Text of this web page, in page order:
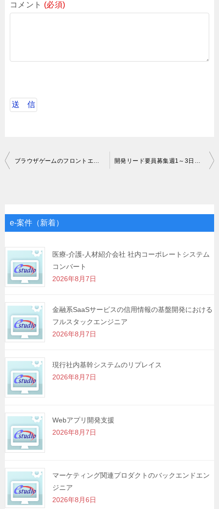
コメント (必須)
投
ゲ
シ
ョ
ン
ブラウザゲームのフロントエンド開発業務 開発リード要員募集週1～3日稼働
e-案件（新着）
医療-介護-人材紹介会社 社内コーポレートシステム
コンバート
2026年8月7日
金融系SaaSサービスの信用情報の基盤開発における
フルスタックエンジニア
2026年8月7日
現行社内基幹システムのリプレイス
2026年8月7日
Webアプリ開発支援
2026年8月7日
マーケティング関連プロダクトのバックエンドエン
ジニア
2026年8月6日